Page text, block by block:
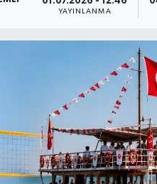
YAYINLANMA